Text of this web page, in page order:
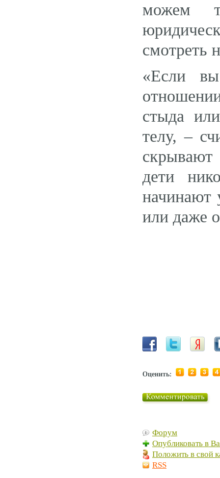
можем
смотреть
«Если
стыда
телу, –
скрывают
дети
начинают
или даже
Оценить:
Форум
Опубликовать в
Положить в свой
RSS